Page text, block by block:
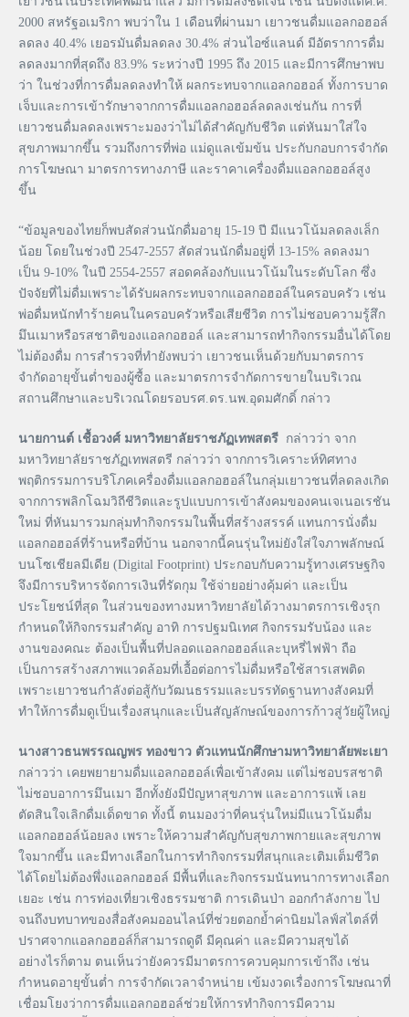
2000 สหรัฐอเมริกา พบว่าใน 1 เดือนที่ผ่านมา เยาวชนดื่มแอลกอฮอล์
ลดลง 40.4% เยอรมันดื่มลดลง 30.4% ส่วนไอซ์แลนด์ มีอัตราการดื่ม
ลดลงมากที่สุดถึง 83.9% ระหว่างปี 1995 ถึง 2015 และมีการศึกษาพบ
ว่า ในช่วงที่การดื่มลดลงทำให้ ผลกระทบจากแอลกอฮอล์ ทั้งการบาด
เจ็บและการเข้ารักษาจากการดื่มแอลกอฮอล์ลดลงเช่นกัน การที่
เยาวชนดื่มลดลงเพราะมองว่าไม่ได้สำคัญกับชีวิต แต่หันมาใส่ใจ
สุขภาพมากขึ้น รวมถึงการที่พ่อ แม่ดูแลเข้มข้น ประกับกอบการจำกัด
การโฆษณา มาตรการทางภาษี และราคาเครื่องดื่มแอลกอฮอล์สูง
ขึ้น
“ข้อมูลของไทยก็พบสัดส่วนนักดื่มอายุ 15-19 ปี มีแนวโน้มลดลงเล็ก
น้อย โดยในช่วงปี 2547-2557 สัดส่วนนักดื่มอยู่ที่ 13-15% ลดลงมา
เป็น 9-10% ในปี 2554-2557 สอดคล้องกับแนวโน้มในระดับโลก ซึ่ง
ปัจจัยที่ไม่ดื่มเพราะได้รับผลกระทบจากแอลกอฮอล์ในครอบครัว เช่น
พ่อดื่มหนักทำร้ายคนในครอบครัวหรือเสียชีวิต การไม่ชอบความรู้สึก
มึนเมาหรือรสชาติของแอลกอฮอล์ และสามารถทำกิจกรรมอื่นได้โดย
ไม่ต้องดื่ม การสำรวจที่ทำยังพบว่า เยาวชนเห็นด้วยกับมาตรการ
จำกัดอายุขั้นต่ำของผู้ซื้อ และมาตรการจำกัดการขายในบริเวณ
สถานศึกษาและบริเวณโดยรอบรศ.ดร.นพ.อุดมศักดิ์ กล่าว
นายกานต์ เชื้อวงศ์ มหาวิทยาลัยราชภัฏเทพสตรี กล่าวว่า จาก
มหาวิทยาลัยราชภัฏเทพสตรี กล่าวว่า จากการวิเคราะห์ทิศทาง
พฤติกรรมการบริโภคเครื่องดื่มแอลกอฮอล์ในกลุ่มเยาวชนที่ลดลงเกิด
จากการพลิกโฉมวิถีชีวิตและรูปแบบการเข้าสังคมของคนเจเนอเรชัน
ใหม่ ที่หันมารวมกลุ่มทำกิจกรรมในพื้นที่สร้างสรรค์ แทนการนั่งดื่ม
แอลกอฮอล์ที่ร้านหรือที่บ้าน นอกจากนี้คนรุ่นใหม่ยังใส่ใจภาพลักษณ์
บนโซเชียลมีเดีย (Digital Footprint) ประกอบกับความรู้ทางเศรษฐกิจ
จึงมีการบริหารจัดการเงินที่รัดกุม ใช้จ่ายอย่างคุ้มค่า และเป็น
ประโยชน์ที่สุด ในส่วนของทางมหาวิทยาลัยได้วางมาตรการเชิงรุก
กำหนดให้กิจกรรมสำคัญ อาทิ การปฐมนิเทศ กิจกรรมรับน้อง และ
งานของคณะ ต้องเป็นพื้นที่ปลอดแอลกอฮอล์และบุหรี่ไฟฟ้า ถือ
เป็นการสร้างสภาพแวดล้อมที่เอื้อต่อการไม่ดื่มหรือใช้สารเสพติด
เพราะเยาวชนกำลังต่อสู้กับวัฒนธรรมและบรรทัดฐานทางสังคมที่
ทำให้การดื่มดูเป็นเรื่องสนุกและเป็นสัญลักษณ์ของการก้าวสู่วัยผู้ใหญ่
นางสาวธนพรรณญพร ทองขาว ตัวแทนนักศึกษามหาวิทยาลัยพะเยา
กล่าวว่า เคยพยายามดื่มแอลกอฮอล์เพื่อเข้าสังคม แต่ไม่ชอบรสชาติ
ไม่ชอบอาการมึนเมา อีกทั้งยังมีปัญหาสุขภาพ และอาการแพ้ เลย
ตัดสินใจเลิกดื่มเด็ดขาด ทั้งนี้ ตนมองว่าที่คนรุ่นใหม่มีแนวโน้มดื่ม
แอลกอฮอล์น้อยลง เพราะให้ความสำคัญกับสุขภาพกายและสุขภาพ
ใจมากขึ้น และมีทางเลือกในการทำกิจกรรมที่สนุกและเติมเต็มชีวิต
ได้โดยไม่ต้องพึ่งแอลกอฮอล์ มีพื้นที่และกิจกรรมนันทนาการทางเลือก
เยอะ เช่น การท่องเที่ยวเชิงธรรมชาติ การเดินป่า ออกกำลังกาย ไป
จนถึงบทบาทของสื่อสังคมออนไลน์ที่ช่วยตอกย้ำค่านิยมไลฟ์สไตล์ที่
ปราศจากแอลกอฮอล์ก็สามารถดูดี มีคุณค่า และมีความสุขได้
อย่างไรก็ตาม ตนเห็นว่ายังควรมีมาตรการควบคุมการเข้าถึง เช่น
กำหนดอายุขั้นต่ำ การจำกัดเวลาจำหน่าย เข้มงวดเรื่องการโฆษณาที่
เชื่อมโยงว่าการดื่มแอลกอฮอล์ช่วยให้การทำกิจการมีความ